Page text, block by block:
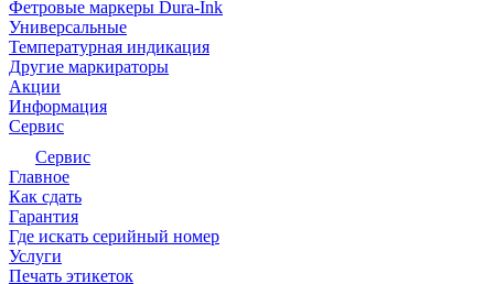
Фетровые маркеры Dura-Ink
Универсальные
Температурная индикация
Другие маркираторы
Акции
Информация
Сервис
Сервис
Главное
Как сдать
Гарантия
Где искать серийный номер
Услуги
Печать этикеток